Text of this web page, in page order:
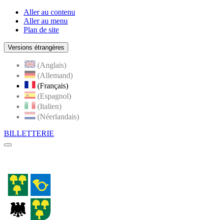
Aller au contenu
Aller au menu
Plan de site
Versions étrangères
(Anglais)
(Allemand)
(Français)
(Espagnol)
(Italien)
(Néerlandais)
BILLETTERIE
Menu